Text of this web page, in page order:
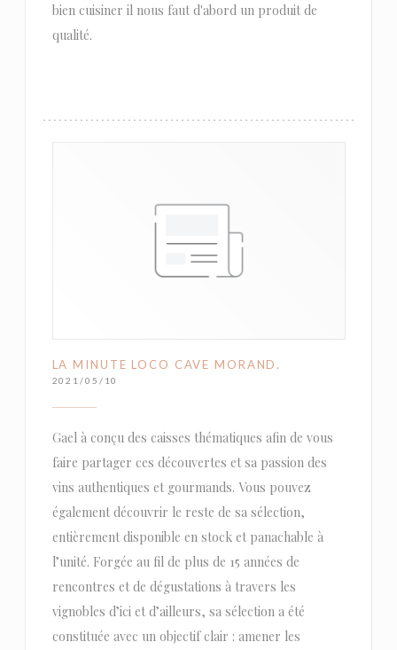
bien cuisiner il nous faut d'abord un produit de
qualité.
LA MINUTE LOCO CAVE MORAND.
2021/05/10
Gael à conçu des caisses thématiques afin de vous
faire partager ces découvertes et sa passion des
vins authentiques et gourmands. Vous pouvez
également découvrir le reste de sa sélection,
entièrement disponible en stock et panachable à
l’unité. Forgée au fil de plus de 15 années de
rencontres et de dégustations à travers les
vignobles d’ici et d’ailleurs, sa sélection a été
constituée avec un objectif clair : amener les